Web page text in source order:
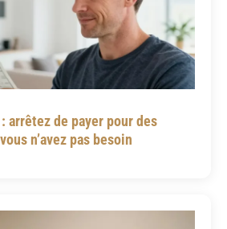
arrêtez de payer pour des
n’avez pas besoin